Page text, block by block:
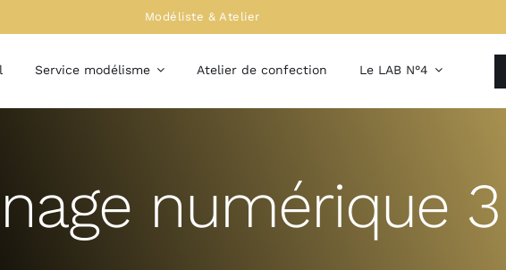
Modéliste & Atelier
Service modélisme Atelier de confection Le LAB N°4
numérique